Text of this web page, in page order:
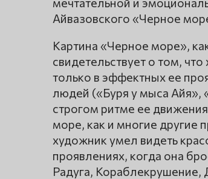
Айвазовского «Черное
Картина «Черное море»,
свидетельствует о том,
только в эффектных ее
людей («Буря у мыса Айя»,
строгом ритме ее
море, как и многие другие
художник умел видеть
проявлениях, когда она
Радуга, Кораблекрушение,